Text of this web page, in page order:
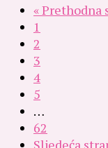
« Prethodna
1
2
3
4
5
…
62
Sljedeća